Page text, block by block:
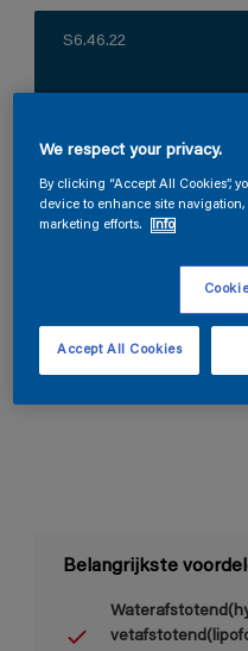
S6.46.22
1 L
Vind
Belangrijkste
We respect your privacy.
By clicking “Accept All Cookies”,
device to enhance site
marketing efforts.
Info
Accept All Cookies